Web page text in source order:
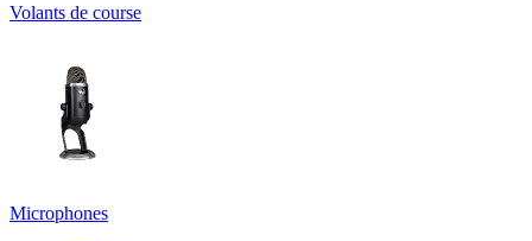
Volants de course
Microphones